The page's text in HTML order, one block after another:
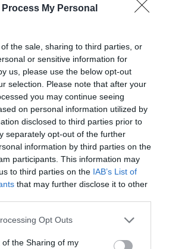
Process My Personal
the sale, sharing to third parties, or
or sensitive information for
us, please use the below opt-out
selection. Please note that after your
you may continue seeing
on personal information utilized by
disclosed to third parties prior to
separately opt-out of the further
information by third parties on the
participants. This information may
to third parties on the IAB’s List of
that may further disclose it to other
app uses one or more Google
or usage behaviour. You may click to
Opt Outs
the Sharing of my
επαναλαμβάνεται μόνο ως
καθήκοντα…
αντιπολίτευση
και να την κάνουμε
κοινωνία, με την κοινωνία,
γεμάτοι ερωτήσεις και
μακριά από τις βεβαιότητες